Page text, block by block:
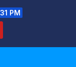
PM